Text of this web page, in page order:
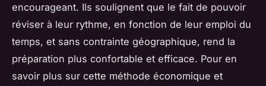
encourageant. Ils soulignent que le fait de pouvoir
réviser à leur rythme, en fonction de leur emploi du
temps, et sans contrainte géographique, rend la
préparation plus confortable et efficace. Pour en
savoir plus sur cette méthode économique et